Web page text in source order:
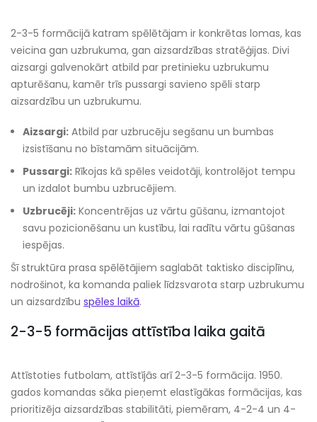
2-3-5 formācijā katram spēlētājam ir konkrētas lomas, kas
veicina gan uzbrukuma, gan aizsardzības stratēģijas. Divi
aizsargi galvenokārt atbild par pretinieku uzbrukumu
apturēšanu, kamēr trīs pussargi savieno spēli starp
aizsardzību un uzbrukumu.
Aizsargi: Atbild par uzbrucēju segšanu un bumbas
izsistīšanu no bīstamām situācijām.
Pussargi: Rīkojas kā spēles veidotāji, kontrolējot tempu
un izdalot bumbu uzbrucējiem.
Uzbrucēji: Koncentrējas uz vārtu gūšanu, izmantojot
savu pozicionēšanu un kustību, lai radītu vārtu gūšanas
iespējas.
Šī struktūra prasa spēlētājiem saglabāt taktisko disciplīnu,
nodrošinot, ka komanda paliek līdzsvarota starp uzbrukumu
un aizsardzību spēles laikā.
2-3-5 formācijas attīstība laika gaitā
Attīstoties futbolam, attīstījās arī 2-3-5 formācija. 1950.
gados komandas sāka pieņemt elastīgākas formācijas, kas
prioritizēja aizsardzības stabilitāti, piemēram, 4-2-4 un 4-